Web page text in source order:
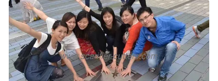
MAPPA
DEL
SITO
fascio della stella del
tamburo